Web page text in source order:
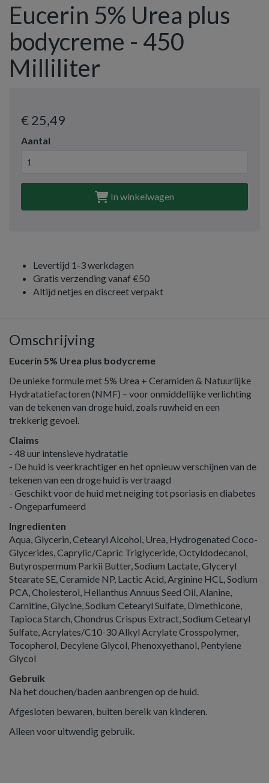
Eucerin 5% Urea plus
bodycreme - 450
Milliliter
€ 25,49
Aantal
In winkelwagen
Levertijd 1-3 werkdagen
Gratis verzending vanaf €50
Altijd netjes en discreet verpakt
Omschrijving
Eucerin 5% Urea plus bodycreme
De unieke formule met 5% Urea + Ceramiden & Natuurlijke
Hydratatiefactoren (NMF) – voor onmiddellijke verlichting
van de tekenen van droge huid, zoals ruwheid en een
trekkerig gevoel.
Claims
- 48 uur intensieve hydratatie
- De huid is veerkrachtiger en het opnieuw verschijnen van de
tekenen van een droge huid is vertraagd
- Geschikt voor de huid met neiging tot psoriasis en diabetes
- Ongeparfumeerd
Ingredienten
Aqua, Glycerin, Cetearyl Alcohol, Urea, Hydrogenated Coco-
Glycerides, Caprylic/Capric Triglyceride, Octyldodecanol,
Butyrospermum Parkii Butter, Sodium Lactate, Glyceryl
Stearate SE, Ceramide NP, Lactic Acid, Arginine HCL, Sodium
PCA, Cholesterol, Helianthus Annuus Seed Oil, Alanine,
Carnitine, Glycine, Sodium Cetearyl Sulfate, Dimethicone,
Tapioca Starch, Chondrus Crispus Extract, Sodium Cetearyl
Sulfate, Acrylates/C10-30 Alkyl Acrylate Crosspolymer,
Tocopherol, Decylene Glycol, Phenoxyethanol, Pentylene
Glycol
Gebruik
Na het douchen/baden aanbrengen op de huid.
Afgesloten bewaren, buiten bereik van kinderen.
Alleen voor uitwendig gebruik.